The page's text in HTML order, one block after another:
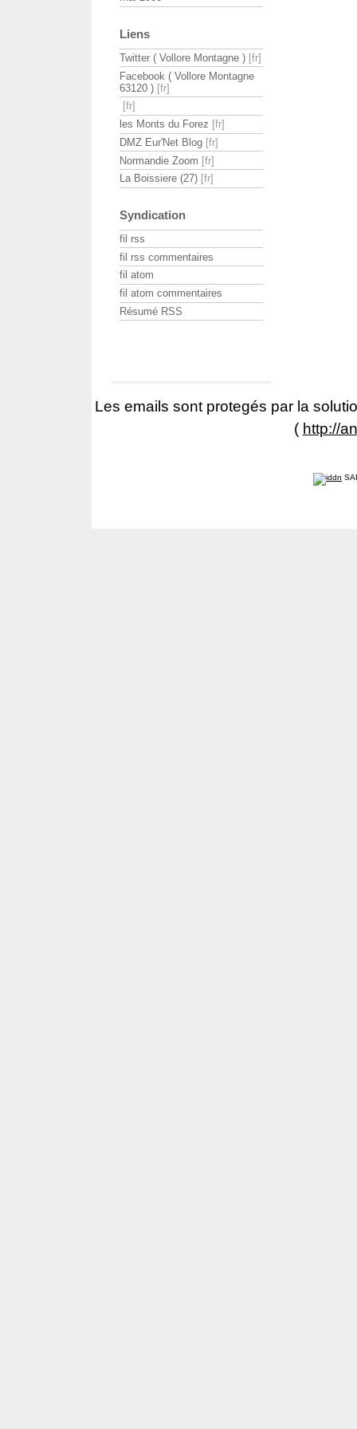
Liens
Twitter ( Vollore Montagne )
Facebook ( Vollore Montagne
63120 )
les Monts du Forez
DMZ Eur'Net Blog
Normandie Zoom
La Boissiere (27)
Syndication
fil rss
fil rss commentaires
fil atom
fil atom commentaires
Résumé RSS
Les emails sont protegés par la
( http://